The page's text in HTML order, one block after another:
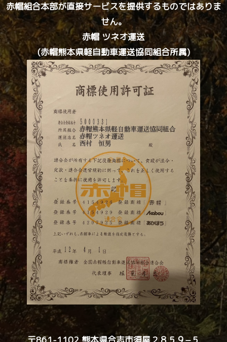
赤帽組合本部が直接サービスを提供するものではありま
せん。
赤帽 ツネオ運送
(赤帽熊本県軽自動車運送協同組合所属)
〒861-1102 熊本県合志市須屋２８５９−５